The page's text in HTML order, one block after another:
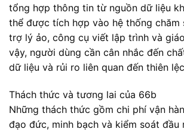
tổng hợp thông tin từ nguồn dữ liệu
thể được tích hợp vào hệ thống chăm
trợ lý ảo, công cụ viết lập trình và
vậy, người dùng cần cân nhắc đến
dữ liệu và rủi ro liên quan đến thiên
Thách thức và tương lai của 66b
Những thách thức gồm chi phí vận
đạo đức, minh bạch và kiểm soát đầu